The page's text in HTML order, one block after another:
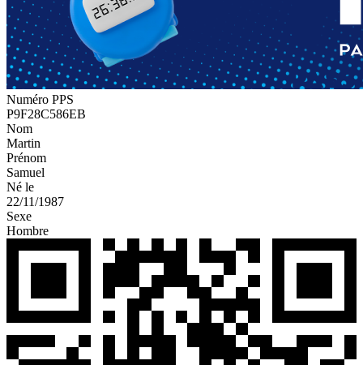
Numéro PPS
P9F28C586EB
Nom
Martin
Prénom
Samuel
Né le
22/11/1987
Sexe
Hombre